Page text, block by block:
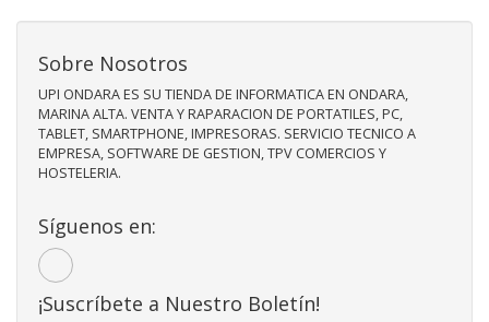
Sobre Nosotros
UPI ONDARA ES SU TIENDA DE INFORMATICA EN ONDARA,
MARINA ALTA. VENTA Y RAPARACION DE PORTATILES, PC,
TABLET, SMARTPHONE, IMPRESORAS. SERVICIO TECNICO A
EMPRESA, SOFTWARE DE GESTION, TPV COMERCIOS Y
HOSTELERIA.
Síguenos en:
¡Suscríbete a Nuestro Boletín!